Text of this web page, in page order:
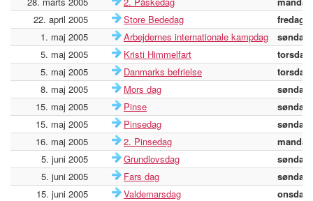
22. april 2005
Store Bededag
fredag
1. maj 2005
Arbejdernes internationale kampdag
søndag
5. maj 2005
Kristi Himmelfart
torsdag
5. maj 2005
Danmarks befrielse
torsdag
8. maj 2005
Mors dag
søndag
15. maj 2005
Pinse
søndag
15. maj 2005
Pinsedag
søndag
16. maj 2005
2. Pinsedag
mandag
5. juni 2005
Grundlovsdag
søndag
5. juni 2005
Fars dag
søndag
15. juni 2005
Valdemarsdag
onsdag